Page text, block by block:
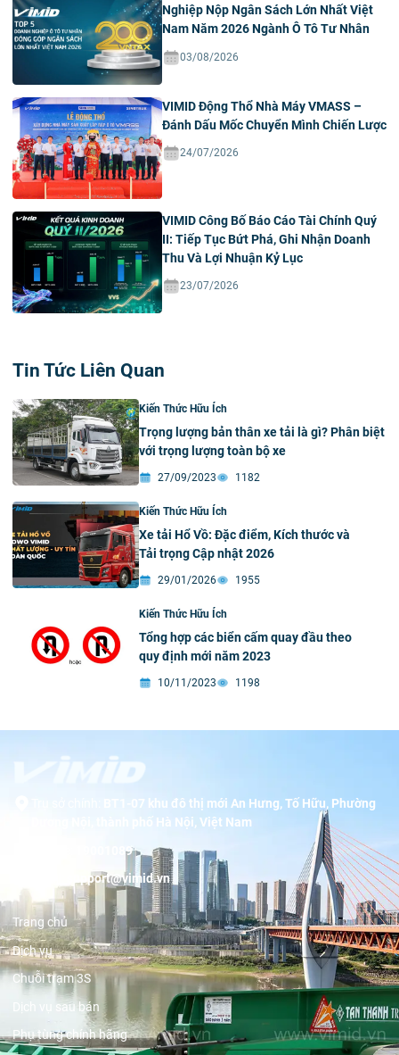
Nghiệp Nộp Ngân Sách Lớn Nhất Việt
Nam Năm 2026 Ngành Ô Tô Tư Nhân
03/08/2026
VIMID Động Thổ Nhà Máy VMASS –
Đánh Dấu Mốc Chuyển Mình Chiến Lược
24/07/2026
VIMID Công Bố Báo Cáo Tài Chính Quý
II: Tiếp Tục Bứt Phá, Ghi Nhận Doanh
Thu Và Lợi Nhuận Kỷ Lục
23/07/2026
Tin Tức Liên Quan
Kiến Thức Hữu Ích
Trọng lượng bản thân xe tải là gì? Phân biệt
với trọng lượng toàn bộ xe
27/09/2023 1182
Kiến Thức Hữu Ích
Xe tải Hổ Vồ: Đặc điểm, Kích thước và
Tải trọng Cập nhật 2026
29/01/2026 1955
Kiến Thức Hữu Ích
Tổng hợp các biển cấm quay đầu theo
quy định mới năm 2023
10/11/2023 1198
BT1-07 khu đô thị mới An Hưng, Tố Hữu, Phường
Dương Nội, thành phố Hà Nội, Việt Nam
19001089
support@vimid.vn
Trang chủ
Dịch vụ
Chuỗi trạm 3S
Dịch vụ sau bán
Phụ tùng chính hãng